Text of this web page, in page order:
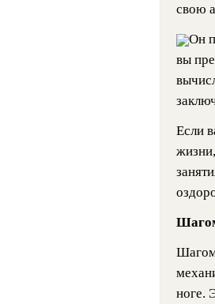
свою
Он
вы
Если
ноге.